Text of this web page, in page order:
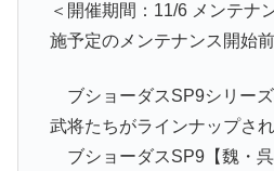
＜開催期間：11/6 メンテナ
施予定のメンテナンス開始
ブショーダスSP9シリー
武将たちがラインナップさ
ブショーダスSP9【魏・